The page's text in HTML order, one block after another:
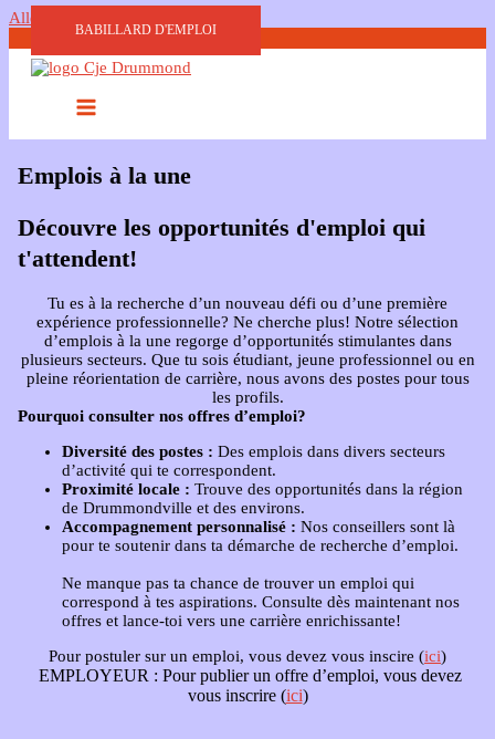
Aller au contenu
BABILLARD D'EMPLOI
Emplois à la une
Découvre les opportunités d'emploi qui
t'attendent!
Tu es à la recherche d’un nouveau défi ou d’une première
expérience professionnelle? Ne cherche plus! Notre sélection
d’emplois à la une regorge d’opportunités stimulantes dans
plusieurs secteurs. Que tu sois étudiant, jeune professionnel ou en
pleine réorientation de carrière, nous avons des postes pour tous
les profils.
Pourquoi consulter nos offres d’emploi?
Diversité des postes : Des emplois dans divers secteurs
d’activité qui te correspondent.
Proximité locale : Trouve des opportunités dans la région
de Drummondville et des environs.
Accompagnement personnalisé : Nos conseillers sont là
pour te soutenir dans ta démarche de recherche d’emploi.
Ne manque pas ta chance de trouver un emploi qui
correspond à tes aspirations. Consulte dès maintenant nos
offres et lance-toi vers une carrière enrichissante!
Pour postuler sur un emploi, vous devez vous inscire (ici)
EMPLOYEUR : Pour publier un offre d’emploi, vous devez
vous inscrire (ici)